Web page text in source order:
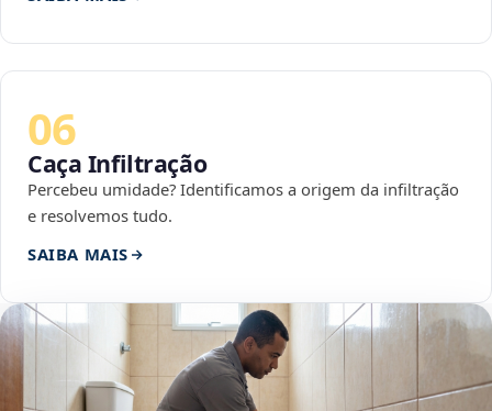
06
Caça Infiltração
Percebeu umidade? Identificamos a origem da infiltração
e resolvemos tudo.
SAIBA MAIS